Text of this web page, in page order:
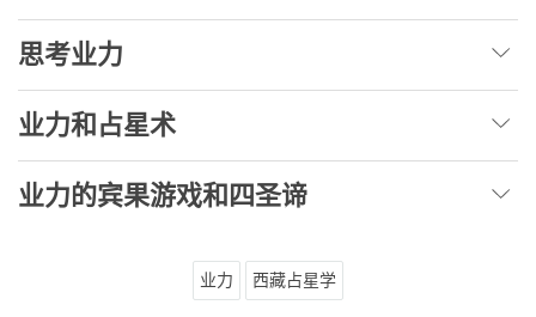
思考业力
业力和占星术
业力的宾果游戏和四圣谛
业力 西藏占星学